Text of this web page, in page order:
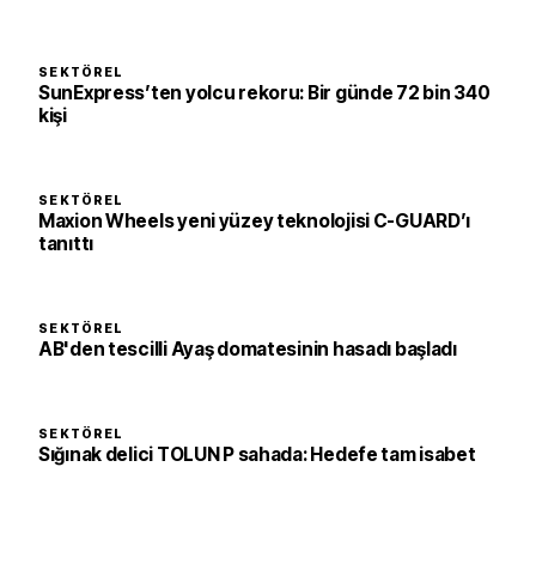
SEKTÖREL
SunExpress’ten yolcu rekoru: Bir günde 72 bin 340
kişi
SEKTÖREL
Maxion Wheels yeni yüzey teknolojisi C-GUARD’ı
tanıttı
SEKTÖREL
AB'den tescilli Ayaş domatesinin hasadı başladı
SEKTÖREL
Sığınak delici TOLUN P sahada: Hedefe tam isabet